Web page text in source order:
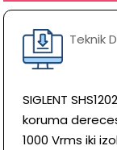
Teknik
SIGLENT
koruma
1000 Vrms iki